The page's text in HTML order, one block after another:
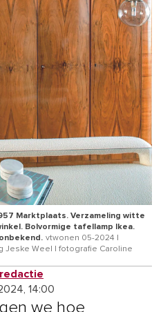
Marktplaats. Verzameling witte
Bolvormige tafellamp Ikea.
vtwonen 05-2024 |
Jeske Weel | fotografie Caroline
14:00
we hoe